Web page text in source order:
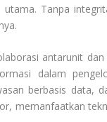
Tanpa
antarunit
dalam
berbasis data,
memanfaatkan